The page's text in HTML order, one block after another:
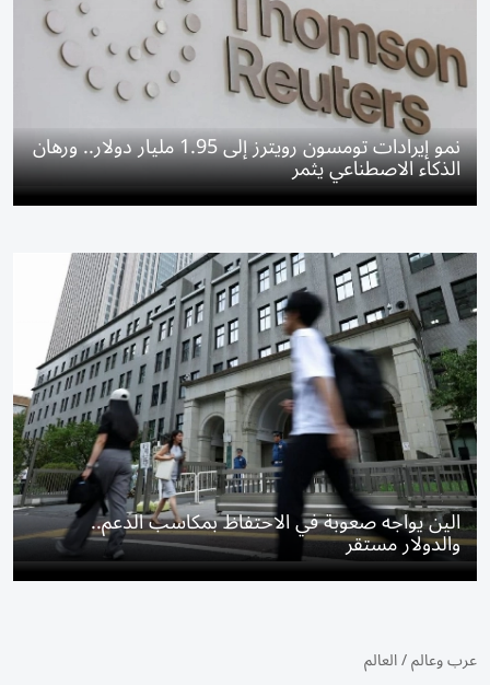
نمو إيرادات تومسون رويترز إلى 1.95 مليار دولار.. ورهان
الذكاء الاصطناعي يثمر
الين يواجه صعوبة في الاحتفاظ بمكاسب الدعم..
والدولار مستقر
عرب وعالم/العالم